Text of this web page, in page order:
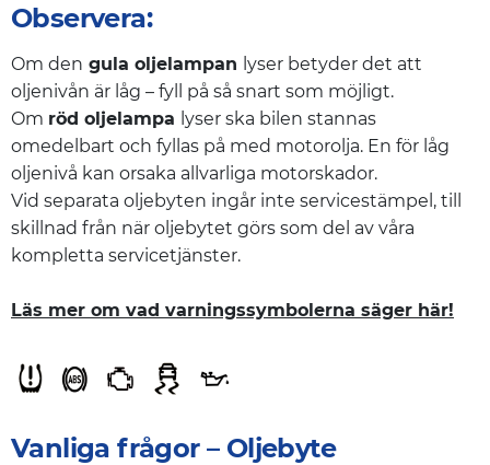
Observera:
Om den gula oljelampan lyser betyder det att
oljenivån är låg – fyll på så snart som möjligt.
Om röd oljelampa lyser ska bilen stannas
omedelbart och fyllas på med motorolja. En för låg
oljenivå kan orsaka allvarliga motorskador.
Vid separata oljebyten ingår inte servicestämpel, till
skillnad från när oljebytet görs som del av våra
kompletta servicetjänster.
Läs mer om vad varningssymbolerna säger här!
Vanliga frågor – Oljebyte